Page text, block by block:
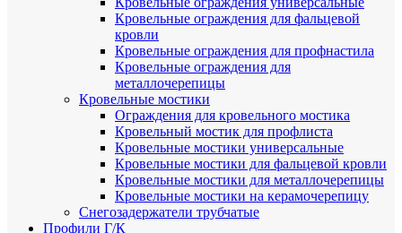
Кровельные ограждения для фальцевой
кровли
Кровельные ограждения для профнастила
Кровельные ограждения для
металлочерепицы
Кровельные мостики
Ограждения для кровельного мостика
Кровельный мостик для профлиста
Кровельные мостики универсальные
Кровельные мостики для фальцевой кровли
Кровельные мостики для металлочерепицы
Кровельные мостики на керамочерепицу
Снегозадержатели трубчатые
Профили Г/К